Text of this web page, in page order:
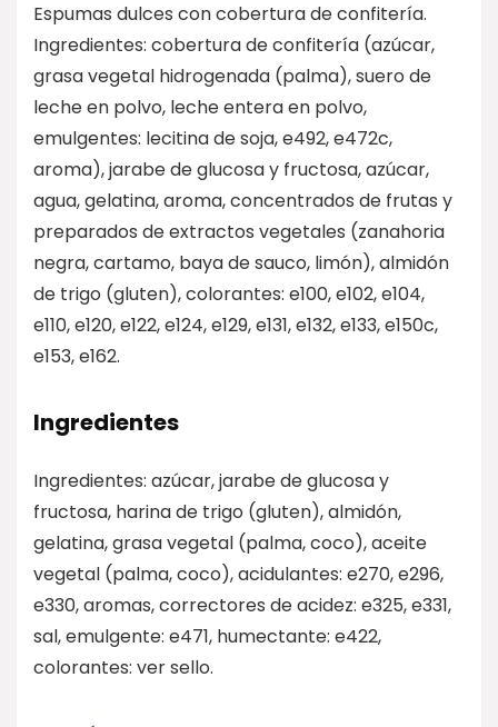
Espumas dulces con cobertura de confitería.
Ingredientes: cobertura de confitería (azúcar,
grasa vegetal hidrogenada (palma), suero de
leche en polvo, leche entera en polvo,
emulgentes: lecitina de soja, e492, e472c,
aroma), jarabe de glucosa y fructosa, azúcar,
agua, gelatina, aroma, concentrados de frutas y
preparados de extractos vegetales (zanahoria
negra, cartamo, baya de sauco, limón), almidón
de trigo (gluten), colorantes: e100, e102, e104,
e110, e120, e122, e124, e129, e131, e132, e133, e150c,
e153, e162.
Ingredientes
Ingredientes: azúcar, jarabe de glucosa y
fructosa, harina de trigo (gluten), almidón,
gelatina, grasa vegetal (palma, coco), aceite
vegetal (palma, coco), acidulantes: e270, e296,
e330, aromas, correctores de acidez: e325, e331,
sal, emulgente: e471, humectante: e422,
colorantes: ver sello.